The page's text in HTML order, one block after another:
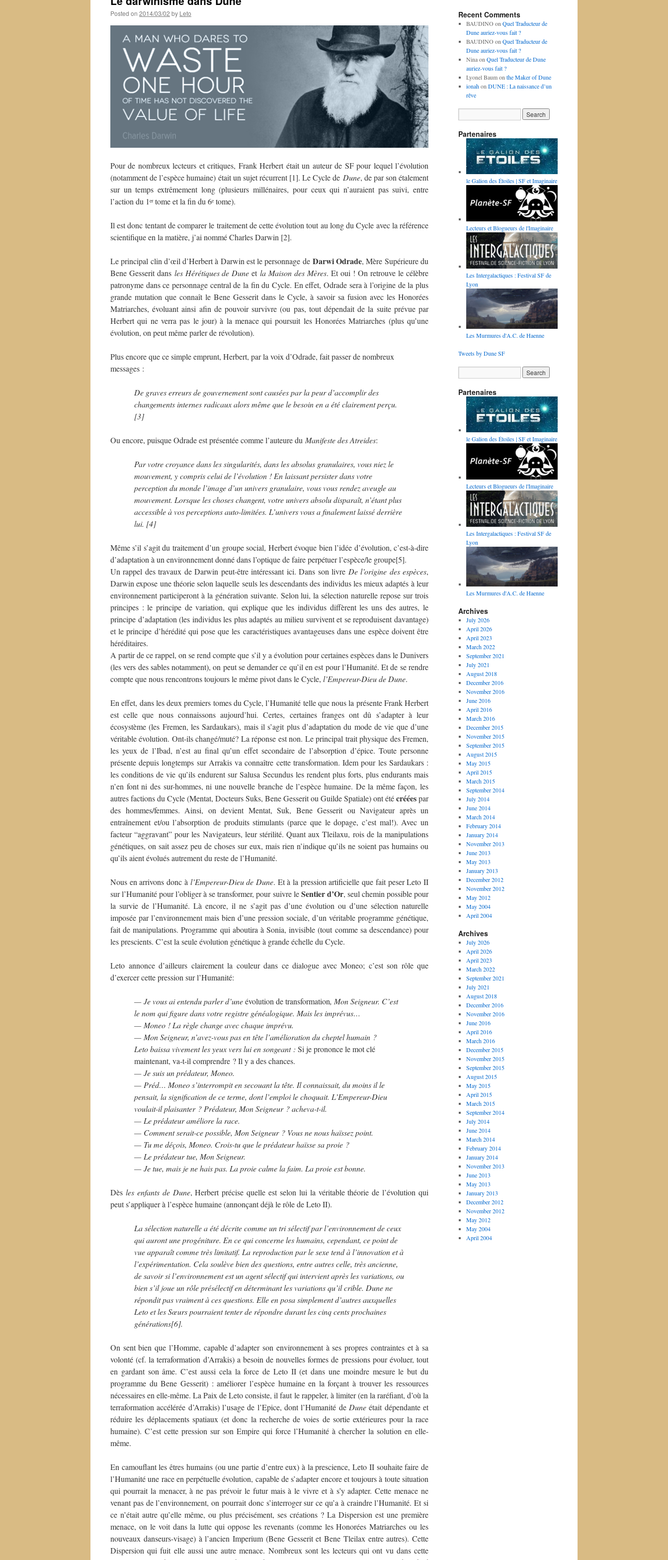
Posted on 2014/03/02 by Leto
Pour de nombreux lecteurs et critiques, Frank Herbert était un auteur de SF pour lequel l’évolution
(notamment de l’espèce humaine) était un sujet récurrent [1]. Le Cycle de Dune, de par son étalement
sur un temps extrêmement long (plusieurs millénaires, pour ceux qui n’auraient pas suivi, entre
l’action du 1 ertome et la fin du 6e tome).
Il est donc tentant de comparer le traitement de cette évolution tout au long du Cycle avec la référence
scientifique en la matière, j’ai nommé Charles Darwin [2].
Le principal clin d’œil d’Herbert à Darwin est le personnage de Darwi Odrade, Mère Supérieure du
Bene Gesserit dans les Hérétiques de Dune etla Maison des Mères. Et oui ! On retrouve le célèbre
patronyme dans ce personnage central de la fin du Cycle. En effet, Odrade sera à l’origine de la plus
grande mutation que connaît le Bene Gesserit dans le Cycle, à savoir sa fusion avec les Honorées
Matriarches, évoluant ainsi afin de pouvoir survivre (ou pas, tout dépendait de la suite prévue par
Herbert qui ne verra pas le jour) à la menace qui poursuit les Honorées Matriarches (plus qu’une
évolution, on peut même parler de révolution).
Plus encore que ce simple emprunt, Herbert, par la voix d’Odrade, fait passer de nombreux
messages :
De graves erreurs de gouvernement sont causées par la peur d’accomplir des
changements internes radicaux alors même que le besoin en a été clairement perçu.
[3]
Ou encore, puisque Odrade est présentée comme l’auteure du Manifeste des Atreides:
Par votre croyance dans les singularités, dans les absolus granulaires, vous niez le
mouvement, y compris celui de l’évolution ! En laissant persister dans votre
perception du monde l’image d’un univers granulaire, vous vous rendez aveugle au
mouvement. Lorsque les choses changent, votre univers absolu disparaît, n’étant plus
accessible à vos perceptions auto-limitées. L’univers vous a finalement laissé derrière
lui. [4]
Même s’il s’agit du traitement d’un groupe social, Herbert évoque bien l’idée d’évolution, c’est-à-dire
d’adaptation à un environnement donné dans l’optique de faire perpétuer l’espèce/le groupe[5].
Un rappel des travaux de Darwin peut-être intéressant ici. Dans son livre De l’origine des espèces,
Darwin expose une théorie selon laquelle seuls les descendants des individus les mieux adaptés à leur
environnement participeront à la génération suivante. Selon lui, la sélection naturelle repose sur trois
principes : le principe de variation, qui explique que les individus diffèrent les uns des autres, le
principe d’adaptation (les individus les plus adaptés au milieu survivent et se reproduisent davantage)
et le principe d’hérédité qui pose que les caractéristiques avantageuses dans une espèce doivent être
héréditaires.
A partir de ce rappel, on se rend compte que s’il y a évolution pour certaines espèces dans le Dunivers
(les vers des sables notamment), on peut se demander ce qu’il en est pour l’Humanité. Et de se rendre
compte que nous rencontrons toujours le même pivot dans le Cycle, l’Empereur-Dieu de Dune.
En effet, dans les deux premiers tomes du Cycle, l’Humanité telle que nous la présente Frank Herbert
est celle que nous connaissons aujourd’hui. Certes, certaines franges ont dû s’adapter à leur
écosystème (les Fremen, les Sardaukars), mais il s’agit plus d’adaptation du mode de vie que d’une
véritable évolution. Ont-ils changé/muté? La réponse est non. Le principal trait physique des Fremen,
les yeux de l’Ibad, n’est au final qu’un effet secondaire de l’absorption d’épice. Toute personne
présente depuis longtemps sur Arrakis va connaître cette transformation. Idem pour les Sardaukars :
les conditions de vie qu’ils endurent sur Salusa Secundus les rendent plus forts, plus endurants mais
n’en font ni des sur-hommes, ni une nouvelle branche de l’espèce humaine. De la même façon, les
autres factions du Cycle (Mentat, Docteurs Suks, Bene Gesserit ou Guilde Spatiale) ont étécrééespar
des hommes/femmes. Ainsi, on devient Mentat, Suk, Bene Gesserit ou Navigateur après un
entraînement et/ou l’absorption de produits stimulants (parce que le dopage, c’est mal!). Avec un
facteur “aggravant” pour les Navigateurs, leur stérilité. Quant aux Tleilaxu, rois de la manipulations
génétiques, on sait assez peu de choses sur eux, mais rien n’indique qu’ils ne soient pas humains ou
qu’ils aient évolués autrement du reste de l’Humanité.
Nous en arrivons donc à l’Empereur-Dieu de Dune. Et à la pression artificielle que fait peser Leto II
sur l’Humanité pour l’obliger à se transformer, pour suivre leSentier d’Or, seul chemin possible pour
la survie de l’Humanité. Là encore, il ne s’agit pas d’une évolution ou d’une sélection naturelle
imposée par l’environnement mais bien d’une pression sociale, d’un véritable programme génétique,
fait de manipulations. Programme qui aboutira à Sonia, invisible (tout comme sa descendance) pour
les prescients. C’est la seule évolution génétique à grande échelle du Cycle.
Leto annonce d’ailleurs clairement la couleur dans ce dialogue avec Moneo; c’est son rôle que
d’exercer cette pression sur l’Humanité:
— Je vous ai entendu parler d’uneévolution de transformation, Mon Seigneur. C’est
le nom qui figure dans votre registre généalogique. Mais les imprévus…
— Moneo ! La règle change avec chaque imprévu.
— Mon Seigneur, n’avez-vous pas en tête l’amélioration du cheptel humain ?
Leto baissa vivement les yeux vers lui en songeant : Si je prononce le mot clé
maintenant, va-t-il comprendre ? Il y a des chances.
— Je suis un prédateur, Moneo.
— Préd… Moneo s’interrompit en secouant la tête. Il connaissait, du moins il le
pensait, la signification de ce terme, dont l’emploi le choquait. L’Empereur-Dieu
voulait-il plaisanter ? Prédateur, Mon Seigneur ? acheva-t-il.
— Le prédateur améliore la race.
— Comment serait-ce possible, Mon Seigneur ? Vous ne nous haïssez point.
— Tu me déçois, Moneo. Crois-tu que le prédateur haïsse sa proie ?
— Le prédateur tue, Mon Seigneur.
— Je tue, mais je ne hais pas. La proie calme la faim. La proie est bonne.
Dès les enfants de Dune, Herbert précise quelle est selon lui la véritable théorie de l’évolution qui
peut s’appliquer à l’espèce humaine (annonçant déjà le rôle de Leto II).
La sélection naturelle a été décrite comme un tri sélectif par l’environnement de ceux
qui auront une progéniture. En ce qui concerne les humains, cependant, ce point de
vue apparaît comme très limitatif. La reproduction par le sexe tend à l’innovation et à
l’expérimentation. Cela soulève bien des questions, entre autres celle, très ancienne,
de savoir si l’environnement est un agent sélectif qui intervient après les variations, ou
bien s’il joue un rôle présélectif en déterminant les variations qu’il crible. Dune ne
répondit pas vraiment à ces questions. Elle en posa simplement d’autres auxquelles
Leto et les Sœurs pourraient tenter de répondre durant les cinq cents prochaines
générations[6].
On sent bien que l’Homme, capable d’adapter son environnement à ses propres contraintes et à sa
volonté (cf. la terraformation d’Arrakis) a besoin de nouvelles formes de pressions pour évoluer, tout
en gardant son âme. C’est aussi cela la force de Leto II (et dans une moindre mesure le but du
programme du Bene Gesserit) : améliorer l’espèce humaine en la forçant à trouver les ressources
nécessaires en elle-même. La Paix de Leto consiste, il faut le rappeler, à limiter (en la raréfiant, d’où la
terraformation accélérée d’Arrakis) l’usage de l’Epice, dont l’Humanité de Dune était dépendante et
réduire les déplacements spatiaux (et donc la recherche de voies de sortie extérieures pour la race
humaine). C’est cette pression sur son Empire qui force l’Humanité à chercher la solution en elle-
même.
En camouflant les êtres humains (ou une partie d’entre eux) à la prescience, Leto II souhaite faire de
l’Humanité une race en perpétuelle évolution, capable de s’adapter encore et toujours à toute situation
qui pourrait la menacer, à ne pas prévoir le futur mais à le vivre et à s’y adapter. Cette menace ne
venant pas de l’environnement, on pourrait donc s’interroger sur ce qu’a à craindre l’Humanité. Et si
ce n’était autre qu’elle même, ou plus précisément, ses créations ? La Dispersion est une première
menace, on le voit dans la lutte qui oppose les revenants (comme les Honorées Matriarches ou les
nouveaux danseurs-visage) à l’ancien Imperium (Bene Gesserit et Bene Tleilax entre autres). Cette
Dispersion qui fuit elle aussi une autre menace. Nombreux sont les lecteurs qui ont vu dans cette
Recent Comments
BAUDINOon Quel Traducteur de
Dune auriez-vous fait ?
BAUDINOon Quel Traducteur de
Dune auriez-vous fait ?
Ninaon Quel Traducteur de Dune
auriez-vous fait ?
Lyonel Baumon the Maker of Dune
ionahon DUNE : La naissance d’un
rêve
Partenaires
le Galion des Étoiles | SF et Imaginaire
Lecteurs et Blogueurs de l'Imaginaire
Les Intergalactiques : Festival SF de
Lyon
Les Murmures d'A.C. de Haenne
Tweets by Dune SF
Partenaires
le Galion des Étoiles | SF et Imaginaire
Lecteurs et Blogueurs de l'Imaginaire
Les Intergalactiques : Festival SF de
Lyon
Les Murmures d'A.C. de Haenne
Archives
July 2026
April 2026
April 2023
March 2022
September 2021
July 2021
August 2018
December 2016
November 2016
June 2016
April 2016
March 2016
December 2015
November 2015
September 2015
August 2015
May 2015
April 2015
March 2015
September 2014
July 2014
June 2014
March 2014
February 2014
January 2014
November 2013
June 2013
May 2013
January 2013
December 2012
November 2012
May 2012
May 2004
April 2004
Archives
July 2026
April 2026
April 2023
March 2022
September 2021
July 2021
August 2018
December 2016
November 2016
June 2016
April 2016
March 2016
December 2015
November 2015
September 2015
August 2015
May 2015
April 2015
March 2015
September 2014
July 2014
June 2014
March 2014
February 2014
January 2014
November 2013
June 2013
May 2013
January 2013
December 2012
November 2012
May 2012
May 2004
April 2004